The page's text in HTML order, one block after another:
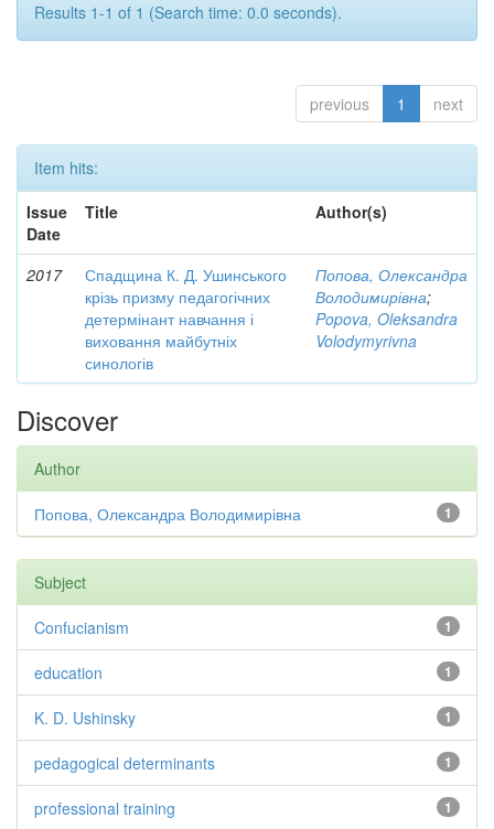
Results 1-1 of 1 (Search time: 0.0 seconds).
previous 1 next
Item hits:
Issue
Date
Title Author(s)
2017
Спадщина К. Д. Ушинського
крізь призму педагогічних
детермінант навчання і
виховання майбутніх
синологів
Попова, Олександра
Володимирівна;
Popova, Oleksandra
Volodymyrivna
Discover
Author
1
Попова, Олександра Володимирівна
Subject
1
Confucianism
1
education
1
K. D. Ushinsky
1
pedagogical determinants
1
professional training